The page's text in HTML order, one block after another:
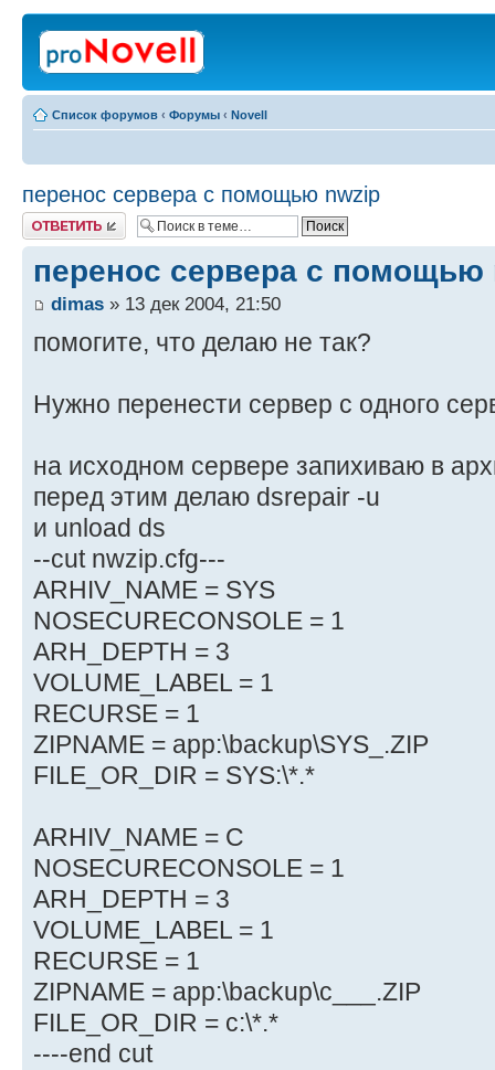
Список форумов ‹ Форумы ‹ Novell
перенос сервера с помощью nwzip
Ответить
перенос сервера с помощью
dimas » 13 дек 2004, 21:50
помогите, что делаю не так?
Нужно перенести сервер с одного
на исходном сервере запихиваю в
перед этим делаю dsrepair -u
и unload ds
--cut nwzip.cfg---
ARHIV_NAME = SYS
NOSECURECONSOLE = 1
ARH_DEPTH = 3
VOLUME_LABEL = 1
RECURSE = 1
ZIPNAME = app:\backup\SYS_.ZIP
FILE_OR_DIR = SYS:\*.*
ARHIV_NAME = C
NOSECURECONSOLE = 1
ARH_DEPTH = 3
VOLUME_LABEL = 1
RECURSE = 1
ZIPNAME = app:\backup\c___.ZIP
FILE_OR_DIR = c:\*.*
----end cut